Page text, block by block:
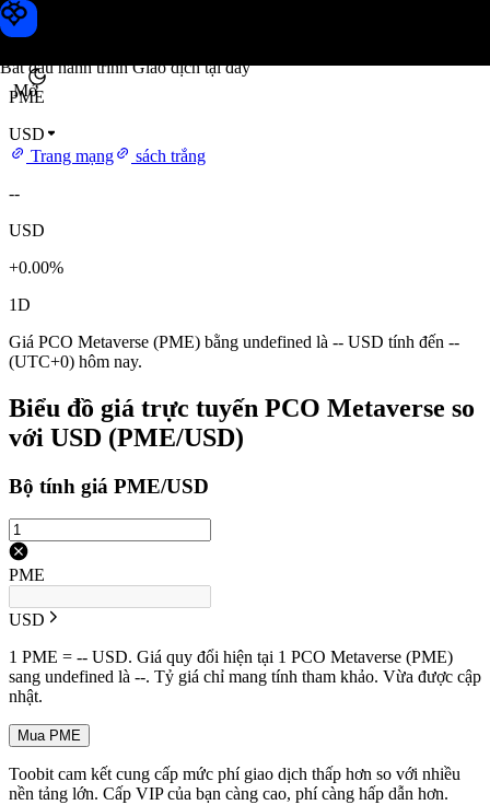
Bắt đầu hành trình Giao dịch tại đây
Mở
Giá PCO Metaverse
PME
USD
Trang mạng
sách trắng
--
USD
+0.00%
1D
Giá PCO Metaverse (PME) bằng undefined là -- USD tính đến --
(UTC+0) hôm nay.
Biểu đồ giá trực tuyến PCO Metaverse so
với USD (PME/USD)
Bộ tính giá PME/USD
PME
USD
1 PME = -- USD. Giá quy đổi hiện tại 1 PCO Metaverse (PME)
sang undefined là --. Tỷ giá chỉ mang tính tham khảo. Vừa được cập
nhật.
Mua PME
Toobit cam kết cung cấp mức phí giao dịch thấp hơn so với nhiều
nền tảng lớn. Cấp VIP của bạn càng cao, phí càng hấp dẫn hơn.